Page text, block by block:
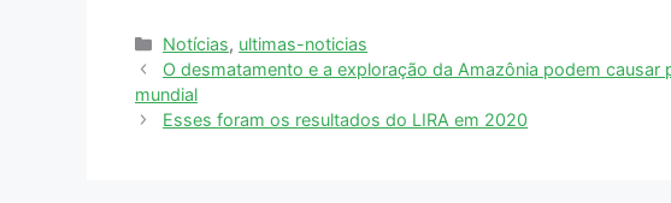
Notícias, ultimas-noticias
O desmatamento e a exploração da Amazônia podem causar
mundial
Esses foram os resultados do LIRA em 2020